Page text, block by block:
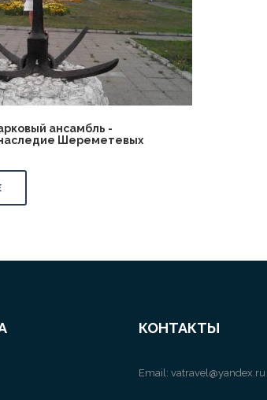
ансамбль -
Шереметевых
КОНТАКТЫ
Email: vatravel@yandex.ru